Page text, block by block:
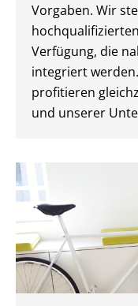
Vorgaben. Wir
Verfügung, die
integriert
profitieren
und unserer